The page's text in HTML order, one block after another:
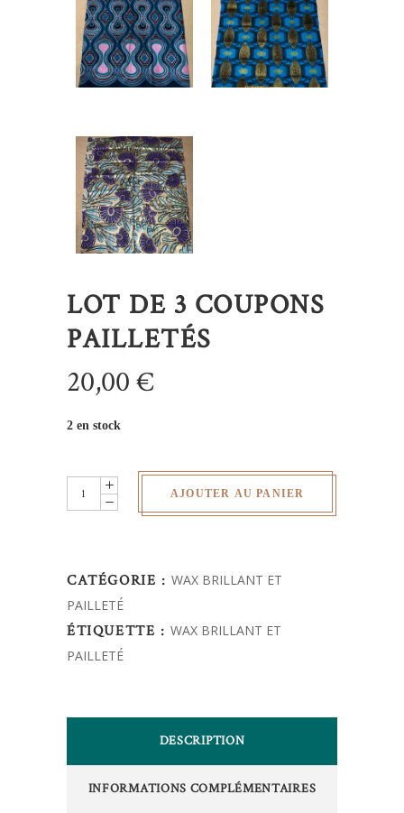
LOT DE 3 COUPONS
PAILLETÉS
20,00€
2 en stock
de
pailletés
quantity
AJOUTER AU PANIER
CATÉGORIE :WAX BRILLANT ET
PAILLETÉ
ÉTIQUETTE :WAX BRILLANT ET
PAILLETÉ
DESCRIPTION
INFORMATIONS COMPLÉMENTAIRES